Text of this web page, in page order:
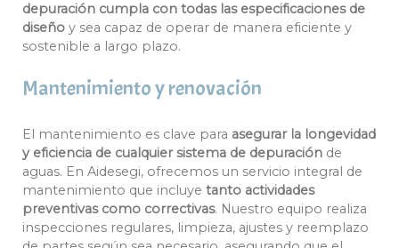
depuración cumpla con todas las especificaciones de
diseño y sea capaz de operar de manera eficiente y
sostenible a largo plazo.
Mantenimiento y renovación
El mantenimiento es clave para asegurar la longevidad
y eficiencia de cualquier sistema de depuración de
aguas. En Aidesegi, ofrecemos un servicio integral de
mantenimiento que incluye tanto actividades
preventivas como correctivas. Nuestro equipo realiza
inspecciones regulares, limpieza, ajustes y reemplazo